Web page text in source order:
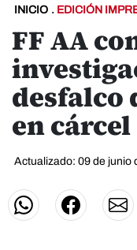
INICIO . EDICIÓN
FF AA
desfalco
en
Actualizado: 09 de junio